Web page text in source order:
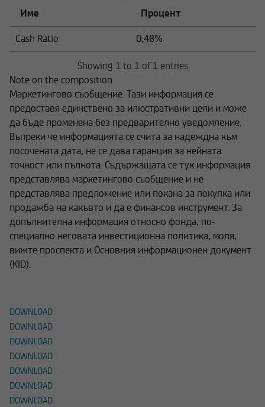
Име
Процент
Cash Ratio 0,48%
Showing 1 to 1 of 1 entries
Note on the composition
Маркетингово съобщение. Тази информация се
предоставя единствено за илюстративни цели и може
да бъде променена без предварително уведомление.
Въпреки че информацията се счита за надеждна към
посочената дата, не се дава гаранция за нейната
точност или пълнота. Съдържащата се тук информация
представлява маркетингово съобщение и не
представлява предложение или покана за покупка или
продажба на какъвто и да е финансов инструмент. За
допълнителна информация относно фонда, по-
специално неговата инвестиционна политика, моля,
вижте проспекта и Основния информационен документ
(KID).
DOWNLOAD
DOWNLOAD
DOWNLOAD
DOWNLOAD
DOWNLOAD
DOWNLOAD
DOWNLOAD